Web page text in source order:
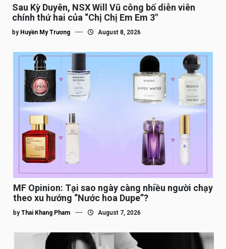
Sau Kỳ Duyên, NSX Will Vũ công bố diễn viên
chính thứ hai của “Chị Chị Em Em 3″
by Huyền My Trương August 8, 2026
MF Opinion: Tại sao ngày càng nhiều người chạy
theo xu hướng “Nước hoa Dupe”?
by Thai Khang Pham August 7, 2026